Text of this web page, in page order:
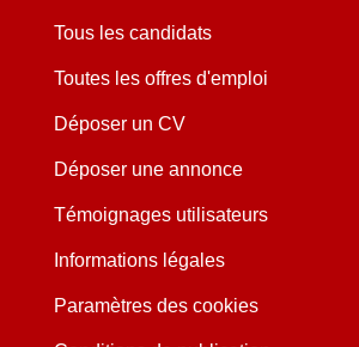
Tous les candidats
Toutes les offres d'emploi
Déposer un CV
Déposer une annonce
Témoignages utilisateurs
Informations légales
Paramètres des cookies